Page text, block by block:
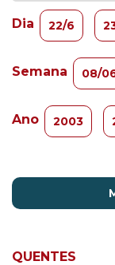
Dia 22/6
Semana 08/
Ano 2003
QUENTES